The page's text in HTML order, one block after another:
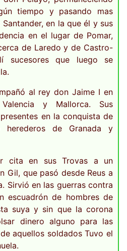
tiempo y pasando mas
en la que él y sus
en el lugar de Pomar,
de Laredo y de Castro-
sucesores que luego se
al rey don Jaime I en
y Mallorca. Sus
en la conquista de
herederos de Granada y
cita en sus Trovas a un
Gil, que pasó desde Reus a
Sirvió en las guerras contra
escuadrón de hombres de
suya y sin que la corona
dinero alguno para las
aquellos soldados Tuvo el